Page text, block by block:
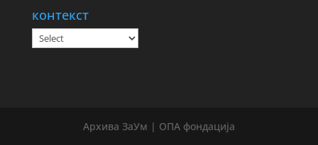
контекст
Архива ЗаУм | ОПА фондација